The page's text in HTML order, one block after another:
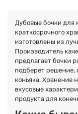
Дубовые бочки для
краткосрочного
изготовлены из
Производитель
предлагает бочки
подберет решение,
коньяка. Хранение
вкусовые
продукта для